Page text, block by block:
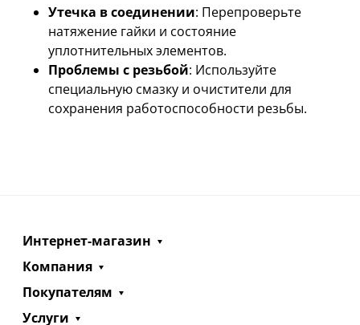
Утечка в соединении: Перепроверьте
натяжение гайки и состояние
уплотнительных элементов.
Проблемы с резьбой: Используйте
специальную смазку и очистители для
сохранения работоспособности резьбы.
Интернет-магазин
Компания
Покупателям
Услуги